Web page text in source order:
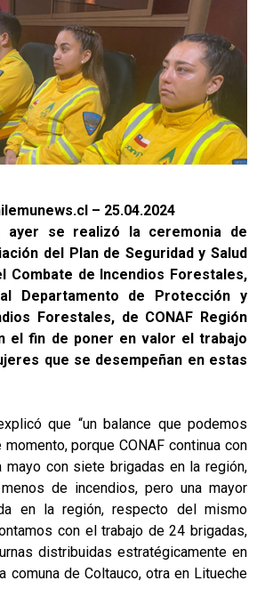
– 25.04.2024
ayer se realizó la ceremonia de
del Plan de Seguridad y Salud
Combate de Incendios Forestales,
Departamento de Protección y
Forestales, de CONAF Región
el fin de poner en valor el trabajo
que se desempeñan en estas
que “un balance que podemos
porque CONAF continua con
mayo con siete brigadas en la región,
de incendios, pero una mayor
en la región, respecto del mismo
con el trabajo de 24 brigadas,
distribuidas estratégicamente en
comuna de Coltauco, otra en Litueche